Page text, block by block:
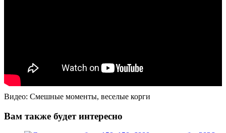
Видео: Смешные моменты, веселые корги
Вам также будет интересно